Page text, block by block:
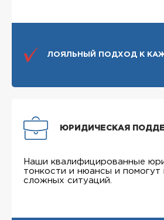
ЛОЯЛЬНЫЙ ПОДХОД К
ЮРИДИЧЕСКАЯ
Наши квалифицированные
тонкости и нюансы и помогут
сложных ситуаций.